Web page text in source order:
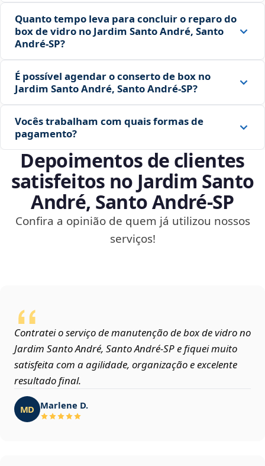
Quanto tempo leva para concluir o reparo do
box de vidro no Jardim Santo André, Santo
André‑SP?
É possível agendar o conserto de box no
Jardim Santo André, Santo André‑SP?
Vocês trabalham com quais formas de
pagamento?
Depoimentos de clientes
satisfeitos no Jardim Santo
André, Santo André‑SP
Confira a opinião de quem já utilizou nossos
serviços!
Contratei o serviço de manutenção de box de vidro no
Jardim Santo André, Santo André‑SP e fiquei muito
satisfeita com a agilidade, organização e excelente
resultado final.
MD Marlene D.